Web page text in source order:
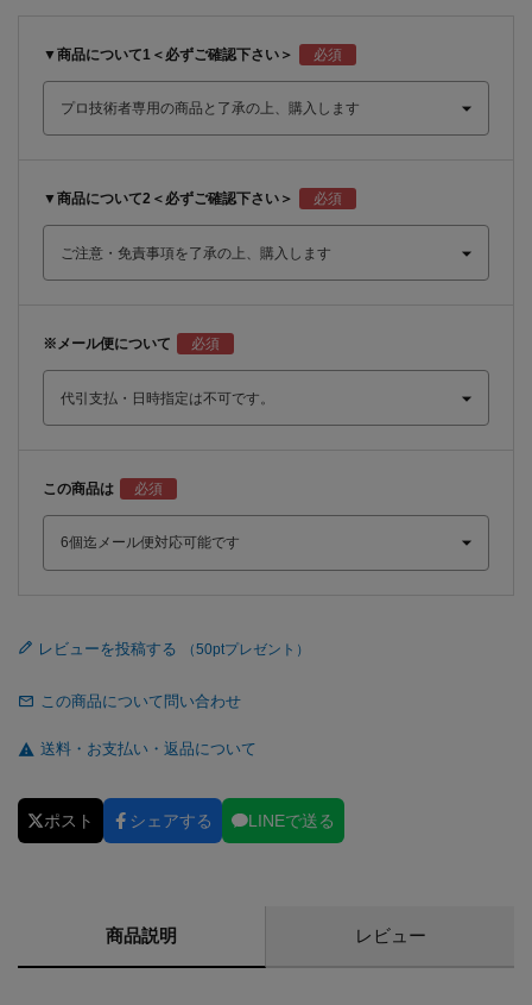
▼商品について1＜必ずご確認下さい＞
▼商品について2＜必ずご確認下さい＞
※メール便について
この商品は
レビューを投稿する
この商品について問い合わせ
送料・お支払い・返品について
ポスト シェアする LINEで送る
商品説明 レビュー